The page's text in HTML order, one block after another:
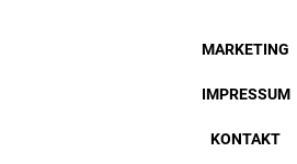
MARKETING
IMPRESSUM
KONTAKT